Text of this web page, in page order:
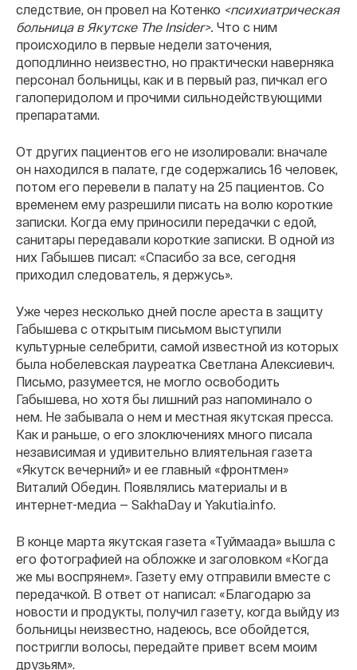
следствие, он провел на Котенко <психиатрическая
больница в Якутске The Insider>. Что с ним
происходило в первые недели заточения,
доподлинно неизвестно, но практически наверняка
персонал больницы, как и в первый раз, пичкал его
галоперидолом и прочими сильнодействующими
препаратами.
От других пациентов его не изолировали: вначале
он находился в палате, где содержались 16 человек,
потом его перевели в палату на 25 пациентов. Со
временем ему разрешили писать на волю короткие
записки. Когда ему приносили передачки с едой,
санитары передавали короткие записки. В одной из
них Габышев писал: «Спасибо за все, сегодня
приходил следователь, я держусь».
Уже через несколько дней после ареста в защиту
Габышева с открытым письмом выступили
культурные селебрити, самой известной из которых
была нобелевская лауреатка Светлана Алексиевич.
Письмо, разумеется, не могло освободить
Габышева, но хотя бы лишний раз напоминало о
нем. Не забывала о нем и местная якутская пресса.
Как и раньше, о его злоключениях много писала
независимая и удивительно влиятельная газета
«Якутск вечерний» и ее главный «фронтмен»
Виталий Обедин. Появлялись материалы и в
интернет-медиа — SakhaDay и Yakutia.info.
В конце марта якутская газета «Туймаада» вышла с
его фотографией на обложке и заголовком «Когда
же мы воспрянем». Газету ему отправили вместе с
передачкой. В ответ от написал: «Благодарю за
новости и продукты, получил газету, когда выйду из
больницы неизвестно, надеюсь, все обойдется,
постригли волосы, передайте привет всем моим
друзьям».